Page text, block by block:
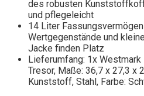
des robusten
und pflegeleicht
14 Liter
Wertgegenstände und
Jacke finden Platz
Lieferumfang: 1x
Tresor, Maße: 36,7 x 27,3 x
Kunststoff, Stahl, Farbe: